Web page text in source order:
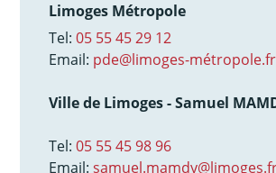
Limoges Métropole
Tel:05 55 45 29 12
Email: pde@limoges-métropole.fr
Ville de Limoges - Samuel
Tel:05 55 45 98 96
Email: